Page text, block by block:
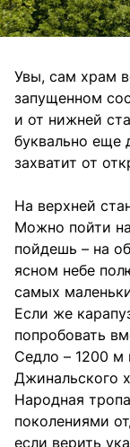
Увы, сам храм
запущенном
и от нижней
буквально еще
захватит от
На верхней
Можно пойти
пойдешь – на
ясном небе
самых
Если же
попробовать
Седло – 1200 м
Джинальского
Народная
поколениями
если верить